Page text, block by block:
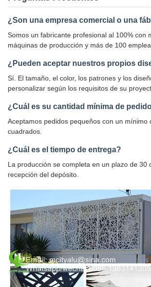
¿Son una empresa comercial o una
Somos un fabricante profesional al 100% con
máquinas de producción y más de 100
¿Pueden aceptar nuestros propios
Sí. El tamaño, el color, los patrones y los
personalizar según los requisitos de su
¿Cuál es su cantidad mínima de
Aceptamos pedidos pequeños con un mínimo
cuadrados.
¿Cuál es el tiempo de entrega?
La producción se completa en un plazo de 30
recepción del depósito.